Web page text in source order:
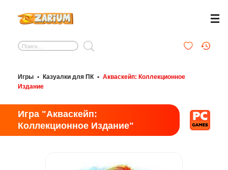
Игры • Казуалки для ПК • Акваскейп: Коллекционное
Издание
Игра "Акваскейп:
Коллекционное Издание"